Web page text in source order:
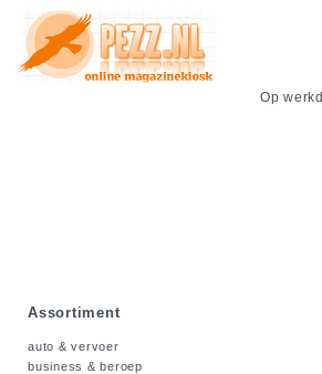
Op
Assortiment
auto & vervoer
business & beroep